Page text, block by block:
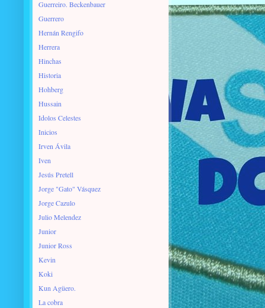
Guerreiro. Beckenbauer
Guerrero
Hernán Rengifo
Herrera
Hinchas
Historia
Hohberg
Hussain
Idolos Celestes
Inicios
Irven Ávila
Iven
Jesús Pretell
Jorge "Gato" Vásquez
Jorge Cazulo
Julio Melendez
Junior
Junior Ross
Kevin
Koki
Kun Agüero.
La cobra